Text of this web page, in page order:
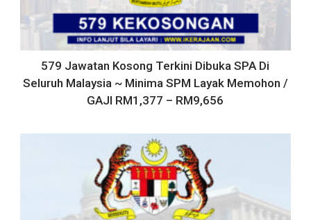
579 Jawatan Kosong Terkini Dibuka SPA Di
Seluruh Malaysia ~ Minima SPM Layak Memohon /
GAJI RM1,377 – RM9,656